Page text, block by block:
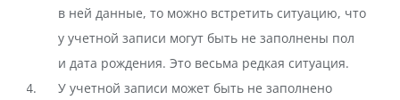
в ней данные, то можно встретить ситуацию, что
у учетной записи могут быть не заполнены пол
и дата рождения. Это весьма редкая ситуация.
У учетной записи может быть не заполнено